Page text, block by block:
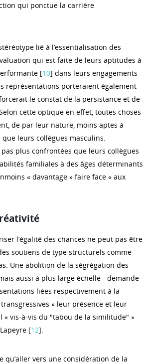
qui ponctue la carrière
lié à l’essentialisation des
qui est faite de leurs aptitudes à
[10] dans leurs engagements
représentations porteraient également
le constat de la persistance et de
cette optique en effet, toutes choses
de par leur nature, moins aptes à
leurs collègues masculins.
plus confrontées que leurs collègues
familiales à des âges déterminants
« davantage » faire face « aux
l’égalité des chances ne peut pas être
soutiens de type structurels comme
Une abolition de la ségrégation des
aussi à plus large échelle - demande
liées respectivement à la
» leur présence et leur
« vis-à-vis du "tabou de la similitude" »
[12].
qu’aller vers une considération de la